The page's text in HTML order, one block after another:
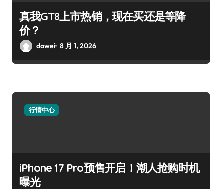
真我GT8上市热销，现在买还是等降
价？
dawei 8 月 1, 2026
行情中心
iPhone 17 Pro预售开启！潮人抢购时机
曝光